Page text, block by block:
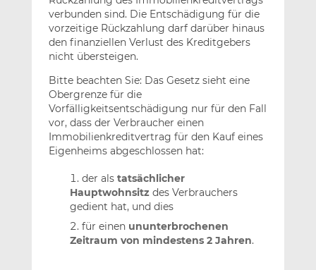
verbunden sind. Die Entschädigung für die
vorzeitige Rückzahlung darf darüber hinaus
den finanziellen Verlust des Kreditgebers
nicht übersteigen.
Bitte beachten Sie: Das Gesetz sieht eine
Obergrenze für die
Vorfälligkeitsentschädigung nur für den Fall
vor, dass der Verbraucher einen
Immobilienkreditvertrag für den Kauf eines
Eigenheims abgeschlossen hat:
der als tatsächlicher
Hauptwohnsitzdes Verbrauchers
gedient hat, und dies
für einen ununterbrochenen
Zeitraum von mindestens 2 Jahren.